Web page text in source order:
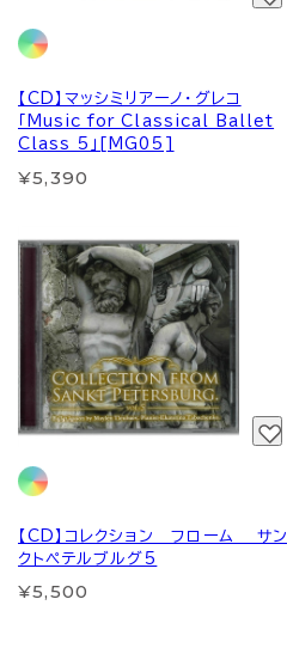
【CD】マッシミリアーノ・グレコ
「Music for Classical Ballet
Class 5」[MG05]
¥5,390
【CD】コレクション フローム サン
クトペテルブルグ5
¥5,500